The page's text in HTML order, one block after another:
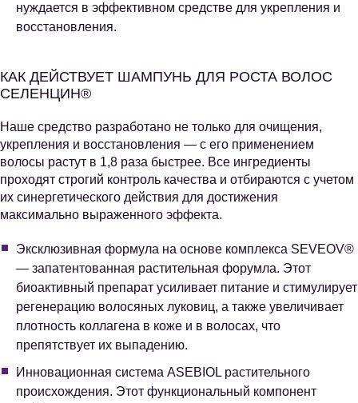
нуждается в эффективном средстве для укрепления и
восстановления.
КАК ДЕЙСТВУЕТ ШАМПУНЬ ДЛЯ РОСТА ВОЛОС
СЕЛЕНЦИН®
Наше средство разработано не только для очищения,
укрепления и восстановления — с его применением
волосы растут в 1,8 раза быстрее. Все ингредиенты
проходят строгий контроль качества и отбираются с учетом
их синергетического действия для достижения
максимально выраженного эффекта.
Эксклюзивная формула на основе комплекса SEVEOV®
— запатентованная растительная форумла. Этот
биоактивный препарат усиливает питание и стимулирует
регенерацию волосяных луковиц, а также увеличивает
плотность коллагена в коже и в волосах, что
препятствует их выпадению.
Инновационная система ASEBIOL растительного
происхождения. Этот функциональный компонент